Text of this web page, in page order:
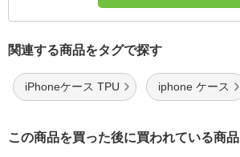
関連する商品をタグで探す
iPhoneケース TPU iphone ケース
この商品を買った後に買われている商品